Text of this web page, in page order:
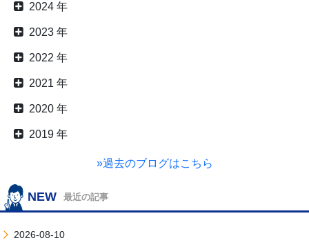
2024 年
2023 年
2022 年
2021 年
2020 年
2019 年
»過去のブログはこちら
NEW 最近の記事
2026-08-10